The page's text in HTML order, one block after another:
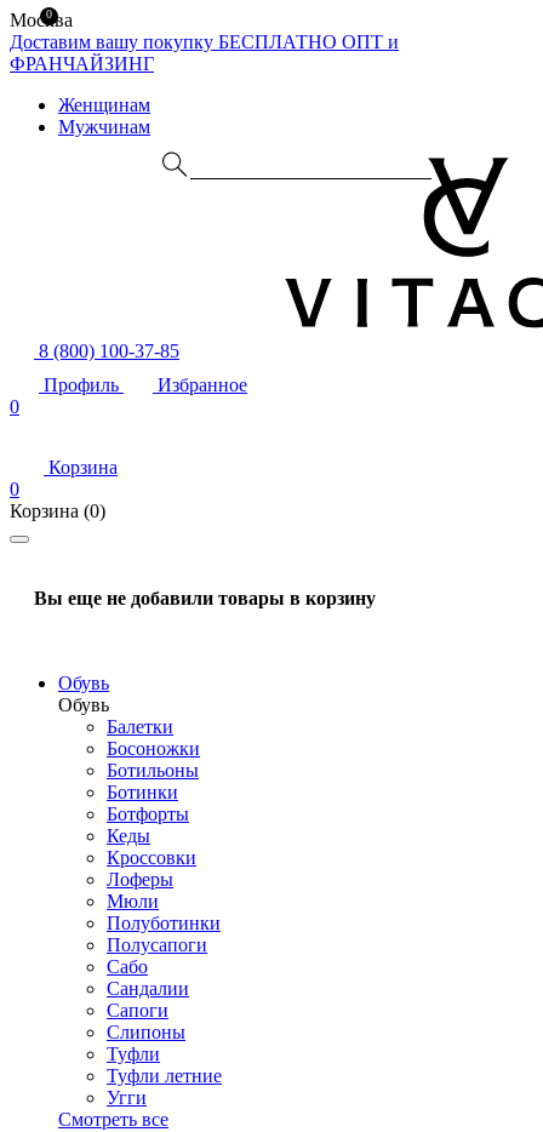
Москва
Доставим вашу покупку БЕСПЛАТНО ОПТ и
ФРАНЧАЙЗИНГ
Женщинам
Мужчинам
8 (800) 100-37-85
Профиль
Избранное
0
Корзина
0
Корзина (0)
Вы еще не добавили товары в корзину
Обувь
Обувь
Балетки
Босоножки
Ботильоны
Ботинки
Ботфорты
Кеды
Кроссовки
Лоферы
Мюли
Полуботинки
Полусапоги
Сабо
Сандалии
Сапоги
Слипоны
Туфли
Туфли летние
Угги
Смотреть все
0